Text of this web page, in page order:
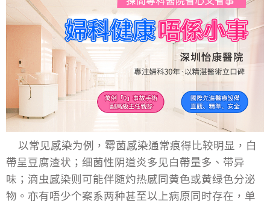
以常见感染为例，霉菌感染通常痕得比较明显，白
帶呈豆腐渣状；细菌性阴道炎多见白帶量多、带异
味；滴虫感染则可能伴随灼热感同黄色或黄绿色分泌
物。亦有唔少个案系两种甚至以上病原同时存在，单